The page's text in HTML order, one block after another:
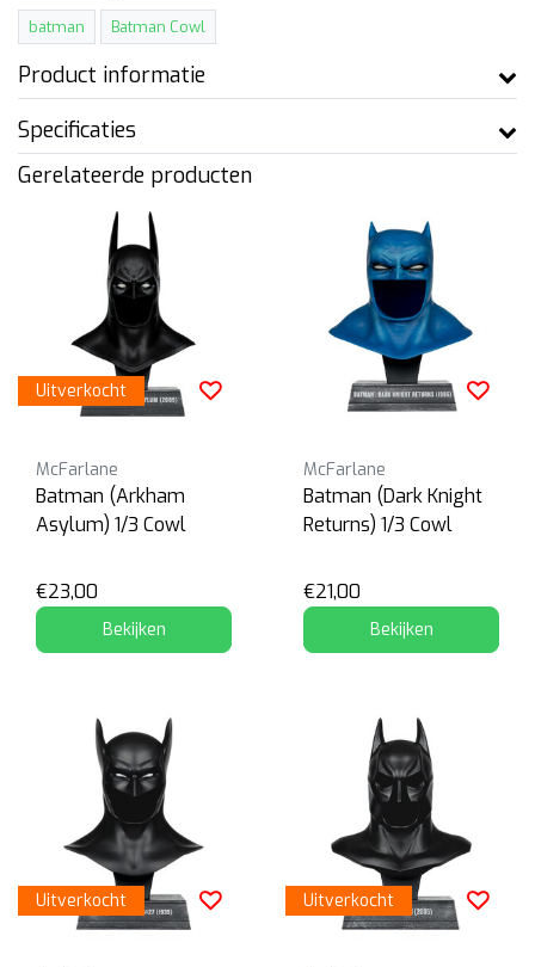
batman Batman Cowl
Product informatie
Specificaties
Gerelateerde producten
Uitverkocht
McFarlane
Batman (Arkham
Asylum) 1/3 Cowl
€23,00
Bekijken
McFarlane
Batman (Dark Knight
Returns) 1/3 Cowl
€21,00
Bekijken
Uitverkocht Uitverkocht